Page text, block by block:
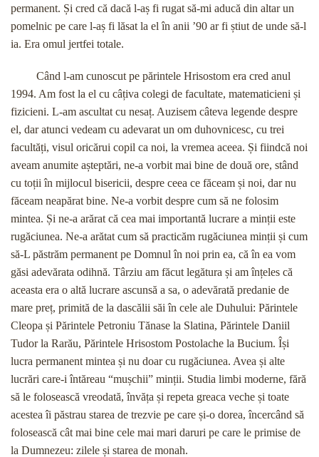
permanent. Și cred că dacă l-aș fi rugat să-mi aducă din altar un
pomelnic pe care l-aș fi lăsat la el în anii ’90 ar fi știut de unde să-l
ia. Era omul jertfei totale.
Când l-am cunoscut pe părintele Hrisostom era cred anul
1994. Am fost la el cu câțiva colegi de facultate, matematicieni și
fizicieni. L-am ascultat cu nesaț. Auzisem câteva legende despre
el, dar atunci vedeam cu adevarat un om duhovnicesc, cu trei
facultăți, visul oricărui copil ca noi, la vremea aceea. Și fiindcă noi
aveam anumite așteptări, ne-a vorbit mai bine de două ore, stând
cu toții în mijlocul bisericii, despre ceea ce făceam și noi, dar nu
făceam neapărat bine. Ne-a vorbit despre cum să ne folosim
mintea. Și ne-a arărat că cea mai importantă lucrare a minții este
rugăciunea. Ne-a arătat cum să practicăm rugăciunea minții și cum
să-L păstrăm permanent pe Domnul în noi prin ea, că în ea vom
găsi adevărata odihnă. Târziu am făcut legătura și am înțeles că
aceasta era o altă lucrare ascunsă a sa, o adevărată predanie de
mare preț, primită de la dascălii săi în cele ale Duhului: Părintele
Cleopa și Părintele Petroniu Tănase la Slatina, Părintele Daniil
Tudor la Rarău, Părintele Hrisostom Postolache la Bucium. Își
lucra permanent mintea și nu doar cu rugăciunea. Avea și alte
lucrări care-i întăreau “mușchii” minții. Studia limbi moderne, fără
să le folosească vreodată, învăța și repeta greaca veche și toate
acestea îi păstrau starea de trezvie pe care și-o dorea, încercând să
folosească cât mai bine cele mai mari daruri pe care le primise de
la Dumnezeu: zilele și starea de monah.